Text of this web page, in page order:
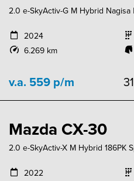
2.0 e-SkyActiv-G M Hybrid Nagisa
2024
6.269 km
v.a. 559 p/m
Mazda CX-30
2.0 e-SkyActiv-X M Hybrid 186PK
2022